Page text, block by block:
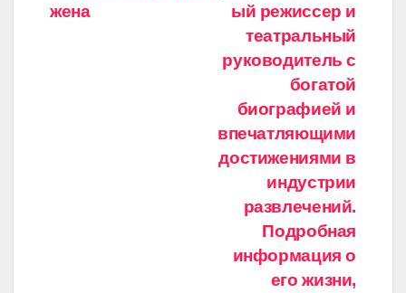
ый режиссер и
театральный
руководитель с
богатой
биографией и
впечатляющими
достижениями в
индустрии
развлечений.
Подробная
информация о
его жизни,
жена